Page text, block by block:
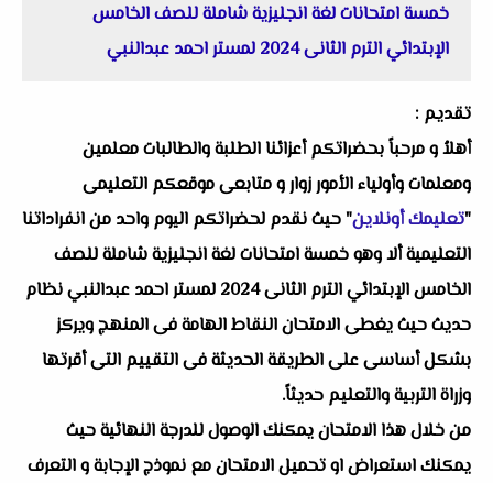
خمسة امتحانات لغة انجليزية شاملة للصف الخامس
الإبتدائي الترم الثانى 2024 لمستر احمد عبدالنبي
تقديم :
أهلاُ و مرحباً بحضراتكم أعزائنا الطلبة والطالبات معلمين
ومعلمات وأولياء الأمور زوار و متابعى موقعكم التعليمى
"تعليمك أونلاين" حيث نقدم لحضراتكم اليوم واحد من انفراداتنا
التعليمية ألا وهو خمسة امتحانات لغة انجليزية شاملة للصف
الخامس الإبتدائي الترم الثانى 2024 لمستر احمد عبدالنبي نظام
حديث حيث يغطى الامتحان النقاط الهامة فى المنهج ويركز
بشكل أساسى على الطريقة الحديثة فى التقييم التى أقرتها
وزراة التربية والتعليم حديثاً.
من خلال هذا الامتحان يمكنك الوصول للدرجة النهائية حيث
يمكنك استعراض او تحميل الامتحان مع نموذج الإجابة و التعرف